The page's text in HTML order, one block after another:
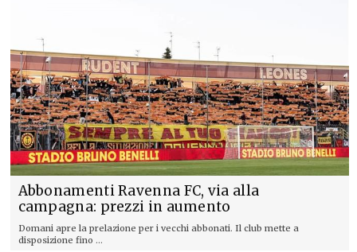
Abbonamenti Ravenna FC, via alla
campagna: prezzi in aumento
Domani apre la prelazione per i vecchi abbonati. Il club mette a
disposizione fino ...